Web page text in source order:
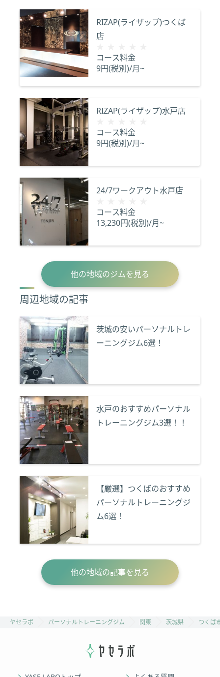
RIZAP(ライザップ)つくば
店
コース料金
9円(税別)/月~
RIZAP(ライザップ)水戸店
コース料金
9円(税別)/月~
24/7ワークアウト水戸店
コース料金
13,230円(税別)/月~
他の地域のジムを見る
周辺地域の記事
茨城の安いパーソナルトレ
ーニングジム6選！
水戸のおすすめパーソナル
トレーニングジム3選！！
【厳選】つくばのおすすめ
パーソナルトレーニングジ
ム6選！
他の地域の記事を見る
ヤセラボ パーソナルトレーニングジム 関東 茨城県 つくば